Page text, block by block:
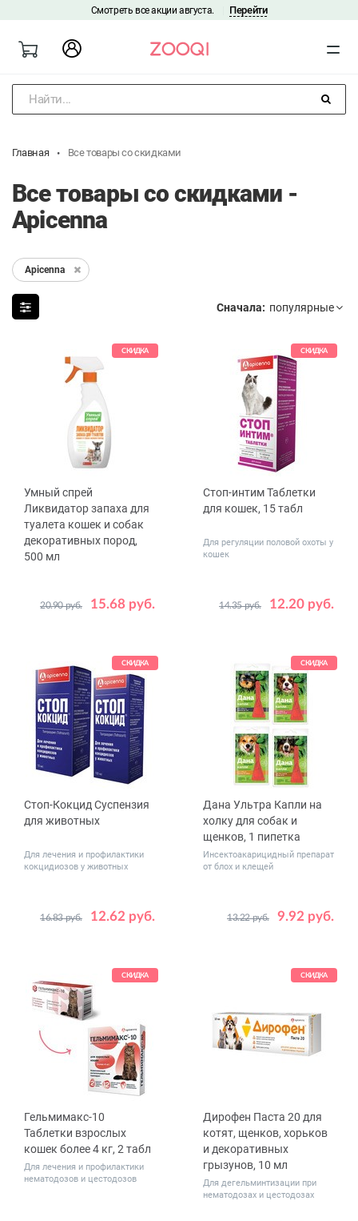
Смотреть все акции августа. Перейти
Найти...
Главная Все товары со скидками
Все товары со скидками -
Apicenna
Apicenna
Сначала:
СКИДКА
Умный спрей
Ликвидатор запаха для
туалета кошек и собак
декоративных пород,
500 мл
15.68 руб.
20.90 руб.
СКИДКА
Стоп-интим Таблетки
для кошек, 15 табл
Для регуляции половой охоты у
кошек
12.20 руб.
14.35 руб.
СКИДКА
Стоп-Кокцид Суспензия
для животных
Для лечения и профилактики
кокцидиозов у животных
12.62 руб.
16.83 руб.
Объем,
10 100
СКИДКА
Дана Ультра Капли на
холку для собак и
щенков, 1 пипетка
Инсектоакарицидный препарат
от блох и клещей
9.92 руб.
13.22 руб.
до 5
5 - 10
СКИДКА
Гельмимакс-10
Таблетки взрослых
кошек более 4 кг, 2 табл
Для лечения и профилактики
нематодозов и цестодозов
СКИДКА
Дирофен Паста 20 для
котят, щенков, хорьков
и декоративных
грызунов, 10 мл
Для дегельминтизации при
нематодозах и цестодозах